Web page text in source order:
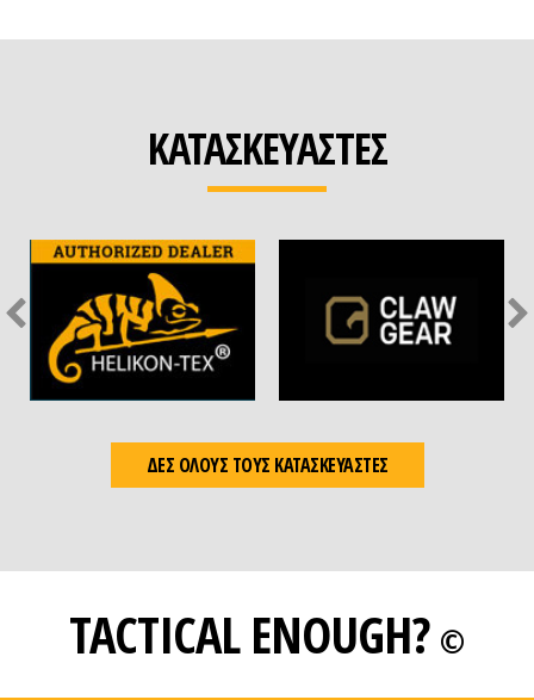
ΚΑΤΑΣΚΕΥΑΣΤΕΣ
ΔΕΣ ΟΛΟΥΣ ΤΟΥΣ ΚΑΤΑΣΚΕΥΑΣΤΕΣ
TACTICAL ENOUGH? ©